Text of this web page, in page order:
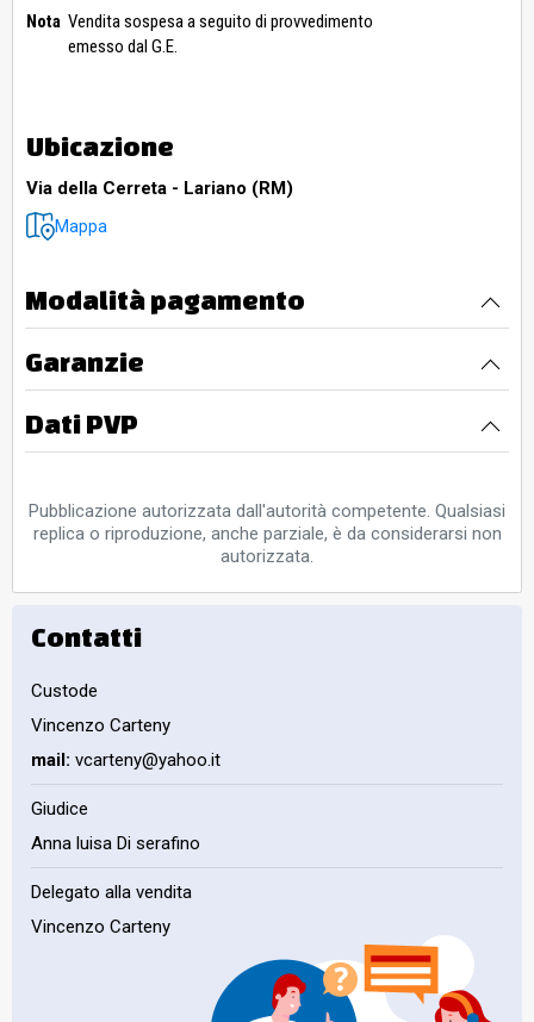
Nota Vendita sospesa a seguito di provvedimento
emesso dal G.E.
Ubicazione
Via della Cerreta - Lariano (RM)
Mappa
Modalità pagamento
Garanzie
Dati PVP
Pubblicazione autorizzata dall'autorità competente. Qualsiasi
replica o riproduzione, anche parziale, è da considerarsi non
autorizzata.
Contatti
Custode
Vincenzo Carteny
mail: vcarteny@yahoo.it
Giudice
Anna luisa Di serafino
Delegato alla vendita
Vincenzo Carteny